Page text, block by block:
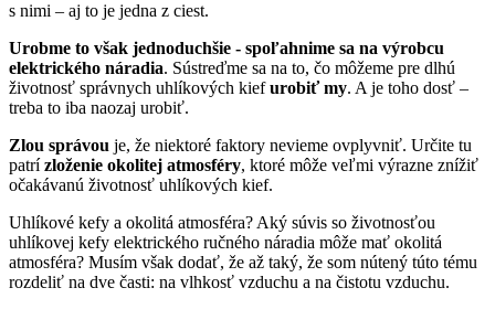
s nimi – aj to je jedna z ciest.
Urobme to však jednoduchšie - spoľahnime sa na výrobcu
elektrického náradia. Sústreďme sa na to, čo môžeme pre dlhú
životnosť správnych uhlíkových kiefurobiť my. A je toho dosť –
treba to iba naozaj urobiť.
Zlou správou je, že niektoré faktory nevieme ovplyvniť. Určite tu
patrízloženie okolitej atmosféry, ktoré môže veľmi výrazne znížiť
očakávanú životnosť uhlíkových kief.
Uhlíkové kefy a okolitá atmosféra? Aký súvis so životnosťou
uhlíkovej kefy elektrického ručného náradia môže mať okolitá
atmosféra? Musím však dodať, že až taký, že som nútený túto tému
rozdeliť na dve časti: na vlhkosť vzduchu a na čistotu vzduchu.